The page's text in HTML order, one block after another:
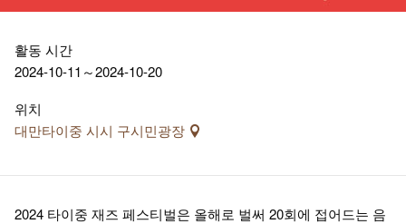
활동 시간
2024-10-11～2024-10-20
위치
대만타이중 시시 구시민광장
2024 타이중 재즈 페스티벌은 올해로 벌써 20회에 접어드는 음